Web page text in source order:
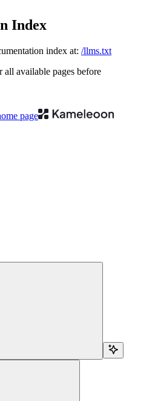
Index
index at: /llms.txt
available pages before
page